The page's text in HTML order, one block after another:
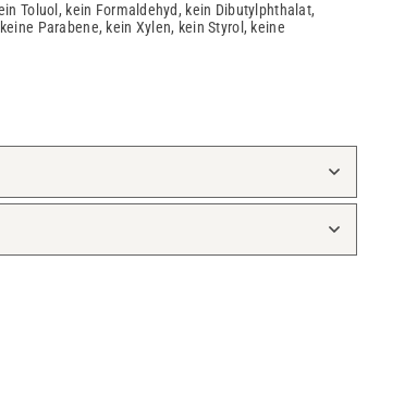
Toluol, kein Formaldehyd, kein Dibutylphthalat,
Parabene, kein Xylen, kein Styrol, keine